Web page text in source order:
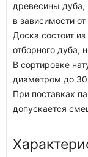
древесины дуба,
в зависимости
Доска состоит
отборного дуба,
В сортировке
диаметром до
При поставках
допускается